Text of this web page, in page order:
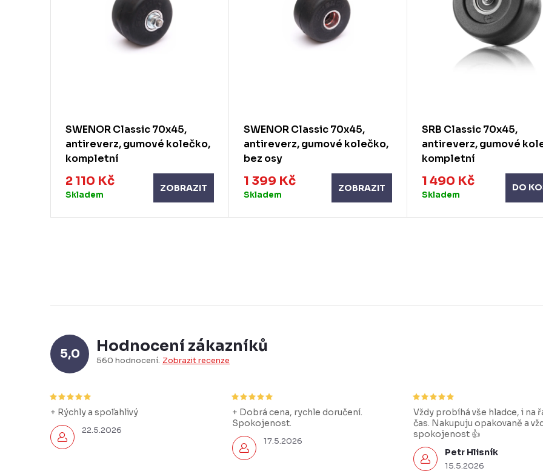
SWENOR Classic 70x45,
antireverz, gumové kolečko,
kompletní
2 110 Kč
Skladem
ZOBRAZIT
SWENOR Classic 70x45,
antireverz, gumové kolečko,
bez osy
1 399 Kč
Skladem
ZOBRAZIT
SRB Classic 70x45,
antireverz, gumové
kompletní
1 490 Kč
Skladem
DO
5,0 Hodnocení zákazníků
560 hodnocení Zobrazit recenze
22.5.2026
+ Rýchly a spoľahlivý
17.5.2026
+ Dobrá cena, rychle doručení.
Spokojenost.
Petr Hlisník
15.5.2026
Vždy probíhá vše hladce, i na
čas. Nakupuju opakovaně a
spokojenost 👍